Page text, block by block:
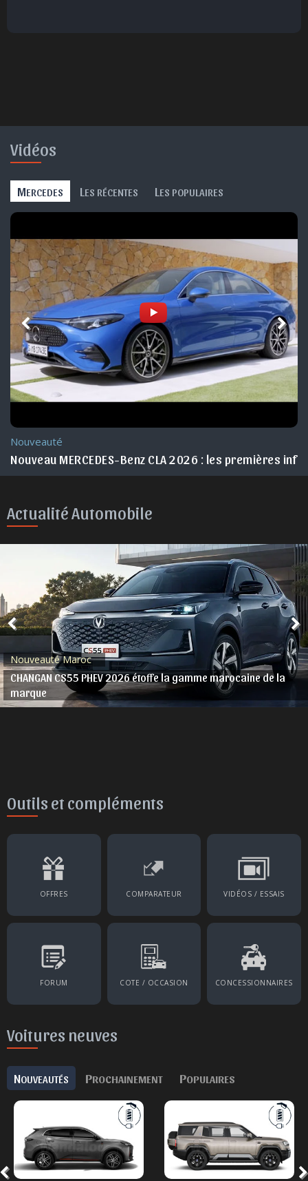
Vidéos
MERCEDES L ES RÉCENTES L ES POPULAIRES
Nouveauté
Nouveau MERCEDES-Benz CLA 2026 : les premières
Actualité Automobile
Nouveauté Maroc
CHANGAN CS55 PHEV 2026 étoffe la gamme marocaine de la
marque
Outils et compléments
OFFRES COMPARATEUR VIDÉOS / ESSAIS
FORUM COTE / OCCASION CONCESSIONNAIRES
Voitures neuves
NOUVEAUTÉS PROCHAINEMENT POPULAIRES